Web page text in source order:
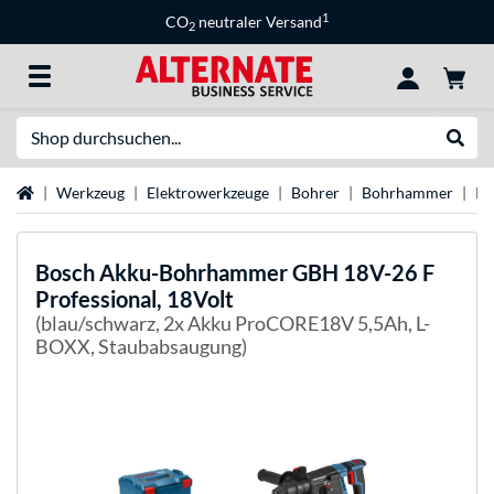
CO2 neutraler Versand1
StartseiteWerkzeug Elektrowerkzeuge Bohrer Bohrhammer
BoschAkku-Bohrhammer GBH 18V-26 F
Professional, 18Volt
(blau/schwarz, 2x Akku ProCORE18V 5,5Ah, L-
BOXX, Staubabsaugung)